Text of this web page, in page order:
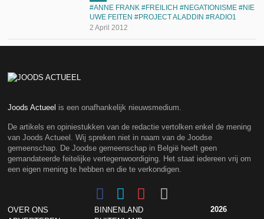
2 April 2012
ANNE FRANK FREILICH NEGATIONISME
NIE
UWE FEITEN
PROJECT ALADDIN RADIO1
Joods Actueel is een onafhankelijk nieuwsmedium.
De artikels en opiniestukken van de redactie vertolken enkel de mening
van Joods Actueel. Wij spreken niet in naam van de Joodse
gemeenschap. De Joodse gemeenschap in België heeft geen
gemandateerde feitelijke vertegenwoordiging. Het staat iedereen vrij om
een eigen mening te hebben en die te verkondigen.
OVER ONS
BINNENLAND
2026